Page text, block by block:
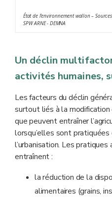
soit 81 espèces, qui
** Espèces ni strictement
forestiers, ni strictement
État de l’environnement wallon –
SPW ARNE - DEMNA
Un déclin
activités humaines,
Les facteurs du déclin
surtout liés à la
que peuvent entraîner
lorsqu’elles sont
l’urbanisation. Les
entraînent :
la réduction de la
alimentaires (grains,